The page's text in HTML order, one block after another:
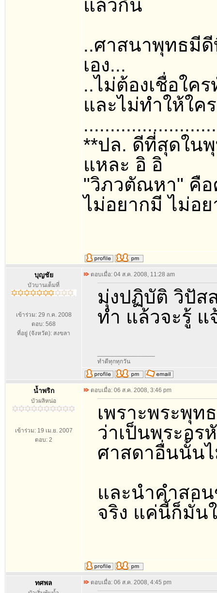
แล้วกัน
..ศาสนาพุทธมี
เอง...
..ไม่ต้องเชื่อใค
และไม่ทำให้ใค
**ปล. ดีที่สุดใน
แหละ อิ อิ
"วิภวตัณหา" คือ
ไม่อยากมี ไม่อย
บุญชัย
บัวบานเต็มที่
เข้าร่วม: 29 ก.ค. 2008
ตอบ: 568
ที่อยู่ (จังหวัด): สงขลา
ตอบเมื่อ: 04 ส.ค. 2008, 11:28 am
มุ่งปฏิบัติ วิปัส
ทำ แล้วจะรู้ แ
ทำดีทุกทุกวัน
น้ำพริก
บัวผลิหน่อ
เข้าร่วม: 19 เม.ย. 2007
ตอบ: 2
ตอบเมื่อ: 06 ส.ค. 2008, 3:46 pm
เพราะพระพุท
ว่าเป็นพระอร
ศาสดาอื่นนั้น
และนำคำสอ
จริง แค่นี้ก็มั่น
ทศพล ตอบเมื่อ: 06 ส.ค. 2008, 4:45 pm